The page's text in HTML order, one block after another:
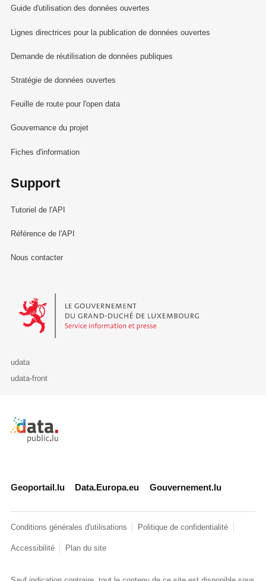
Guide d'utilisation des données ouvertes
Lignes directrices pour la publication de données ouvertes
Demande de réutilisation de données publiques
Stratégie de données ouvertes
Feuille de route pour l'open data
Gouvernance du projet
Fiches d'information
Support
Tutoriel de l'API
Référence de l'API
Nous contacter
Le Gouvernement du Grand-Duché de Luxembourg - Service
udata
udata-front
Retour à l'accueil de data.public.lu
Geoportail.lu Data.Europa.eu Gouvernement.lu
Conditions générales d'utilisations Politique de confidentialité
Accessibilité Plan du site